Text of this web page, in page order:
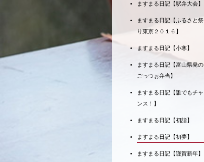
ますまる日記【駅弁大会】
ますまる日記【ふるさと祭
り東京２０１６】
ますまる日記【小寒】
ますまる日記【富山県発の
ごっつぉ弁当】
ますまる日記【誰でもチャ
ンス！】
ますまる日記【初詣】
ますまる日記【初夢】
ますまる日記【謹賀新年】